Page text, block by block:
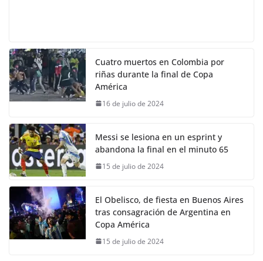
Cuatro muertos en Colombia por
riñas durante la final de Copa
América
16 de julio de 2024
Messi se lesiona en un esprint y
abandona la final en el minuto 65
15 de julio de 2024
El Obelisco, de fiesta en Buenos Aires
tras consagración de Argentina en
Copa América
15 de julio de 2024